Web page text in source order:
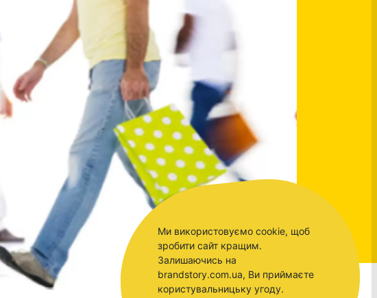
Ми використовуємо cookie, щоб
зробити сайт кращим.
Залишаючись на
brandstory.com.ua, Ви приймаєте
користувальницьку угоду.